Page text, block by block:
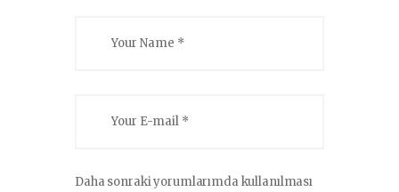
Daha sonraki yorumlarımda kullanılması